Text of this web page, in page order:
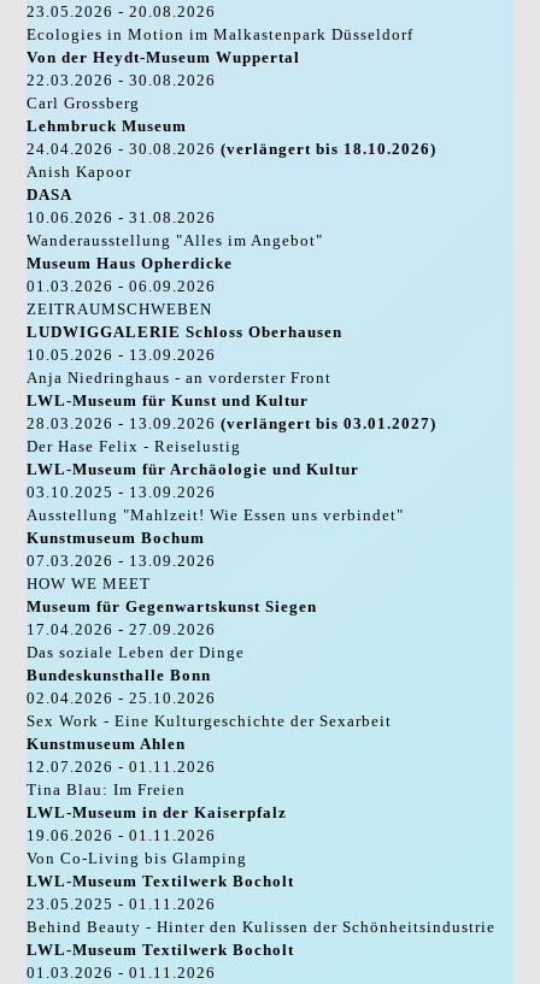
23.05.2026 - 20.08.2026
Ecologies in Motion im Malkastenpark Düsseldorf
Von der Heydt-Museum Wuppertal
22.03.2026 - 30.08.2026
Carl Grossberg
Lehmbruck Museum
24.04.2026 - 30.08.2026(verlängert bis 18.10.2026)
Anish Kapoor
DASA
10.06.2026 - 31.08.2026
Wanderausstellung "Alles im Angebot"
Museum Haus Opherdicke
01.03.2026 - 06.09.2026
ZEITRAUMSCHWEBEN
LUDWIGGALERIE Schloss Oberhausen
10.05.2026 - 13.09.2026
Anja Niedringhaus - an vorderster Front
LWL-Museum für Kunst und Kultur
28.03.2026 - 13.09.2026(verlängert bis 03.01.2027)
Der Hase Felix - Reiselustig
LWL-Museum für Archäologie und Kultur
03.10.2025 - 13.09.2026
Ausstellung "Mahlzeit! Wie Essen uns verbindet"
Kunstmuseum Bochum
07.03.2026 - 13.09.2026
HOW WE MEET
Museum für Gegenwartskunst Siegen
17.04.2026 - 27.09.2026
Das soziale Leben der Dinge
Bundeskunsthalle Bonn
02.04.2026 - 25.10.2026
Sex Work - Eine Kulturgeschichte der Sexarbeit
Kunstmuseum Ahlen
12.07.2026 - 01.11.2026
Tina Blau: Im Freien
LWL-Museum in der Kaiserpfalz
19.06.2026 - 01.11.2026
Von Co-Living bis Glamping
LWL-Museum Textilwerk Bocholt
23.05.2025 - 01.11.2026
Behind Beauty - Hinter den Kulissen der Schönheitsindustrie
LWL-Museum Textilwerk Bocholt
01.03.2026 - 01.11.2026